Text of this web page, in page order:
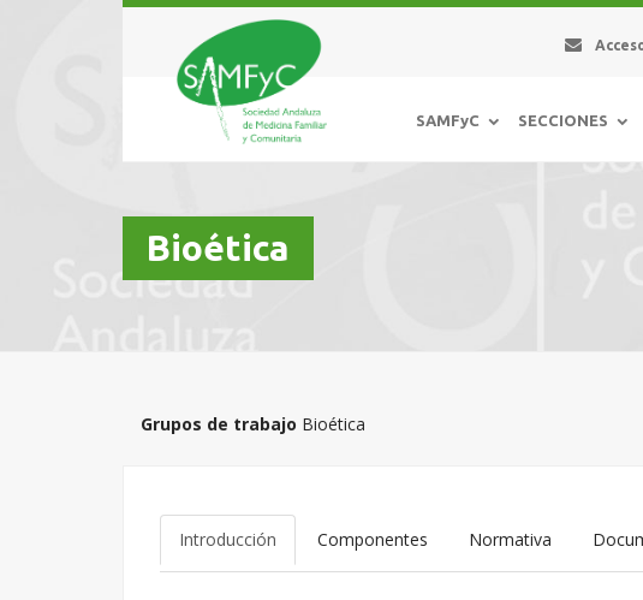
SAMFyC SECCIONES
Bioética
Grupos de trabajo Bioética
Introducción Componentes Normativa